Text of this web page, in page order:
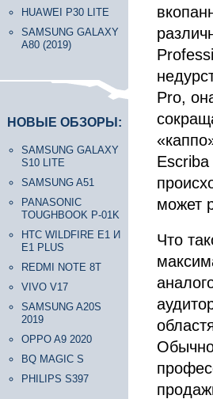
HUAWEI P30 LITE
SAMSUNG GALAXY
A80 (2019)
НОВЫЕ ОБЗОРЫ:
SAMSUNG GALAXY
S10 LITE
SAMSUNG A51
PANASONIC
TOUGHBOOK P-01K
HTC WILDFIRE E1 И
E1 PLUS
REDMI NOTE 8T
VIVO V17
SAMSUNG A20S
2019
OPPO A9 2020
BQ MAGIC S
PHILIPS S397
Pro,
Escriba
может
Что